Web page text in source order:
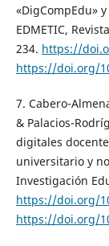
«DigCompEdu»
EDMETIC,
234. https://
https://doi.org/
7. Cabero-
& Palacios-
digitales
universitario y
Investigación
https://doi.org/
https://doi.org/